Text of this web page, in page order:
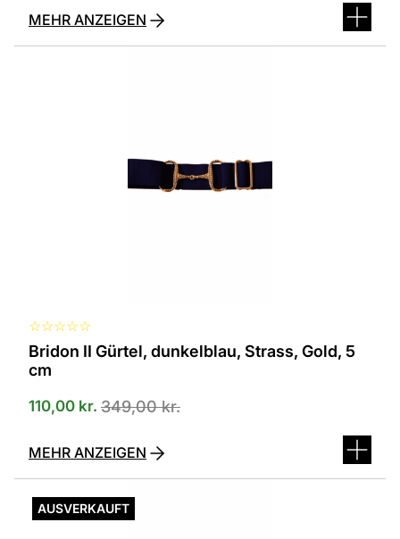
MEHR ANZEIGEN
☆☆☆☆☆
Bridon II Gürtel, dunkelblau, Strass, Gold, 5
cm
349,00kr.
110,00 kr.
MEHR ANZEIGEN
AUSVERKAUFT